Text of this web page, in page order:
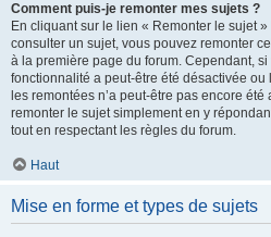
Comment puis-je remonter mes sujets ?
En cliquant sur le lien « Remonter le sujet
consulter un sujet, vous pouvez remonter
à la première page du forum. Cependant,
fonctionnalité a peut-être été désactivée ou
les remontées n’a peut-être pas encore
remonter le sujet simplement en y
tout en respectant les règles du forum.
Haut
Mise en forme et types de sujets